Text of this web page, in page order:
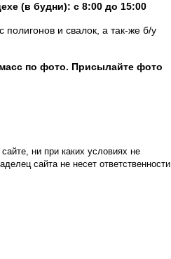
(в будни): с 8:00 до 15:00
и свалок, а так-же б/у
по фото. Присылайте фото
ни при каких условиях не
сайта не несет ответственности